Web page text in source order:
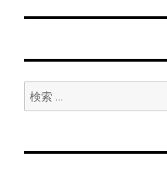
ゲ
ー
ョ
検
索: